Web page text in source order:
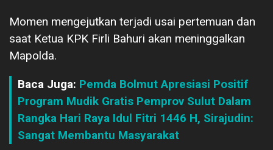
Momen mengejutkan terjadi usai pertemuan dan
saat Ketua KPK Firli Bahuri akan meninggalkan
Mapolda.
Baca Juga: Pemda Bolmut Apresiasi Positif
Program Mudik Gratis Pemprov Sulut Dalam
Rangka Hari Raya Idul Fitri 1446 H, Sirajudin:
Sangat Membantu Masyarakat